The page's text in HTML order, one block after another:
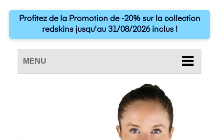
Profitez de la Promotion de -20% sur la collection
redskins jusqu'au 31/08/2026 inclus !
MENU